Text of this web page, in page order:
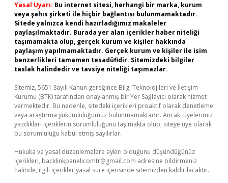
Yasal Uyarı: Bu internet sitesi, herhangi bir marka, kurum
veya şahıs şirketi ile hiçbir bağlantısı bulunmamaktadır.
Sitede yalnızca kendi hazırladığımız makaleler
paylaşılmaktadır. Burada yer alan içerikler haber niteliği
taşımamakta olup, gerçek kurum ve kişiler hakkında
paylaşım yapılmamaktadır. Gerçek kurum ve kişiler ile isim
benzerlikleri tamamen tesadüfidir. Sitemizdeki bilgiler
taslak halindedir ve tavsiye niteliği taşımazlar.
Sitemiz, 5651 Sayılı Kanun gereğince Bilgi Teknolojileri ve İletişim
Kurumu (BTK) tarafından onaylanmış bir Yer Sağlayıcı olarak hizmet
vermektedir. Bu nedenle, sitedeki içerikleri proaktif olarak denetleme
veya araştırma yükümlülüğümüz bulunmamaktadır. Ancak, üyelerimiz
yazdıkları içeriklerin sorumluluğunu taşımakta olup, siteye üye olarak
bu sorumluluğu kabul etmiş sayılırlar.
Hukuka ve yasal düzenlemelere aykırı olduğunu düşündüğünüz
içerikleri, backlinkpanelicomtr@gmail.com adresine bildirmeniz
halinde, ilgili içerikler yasal süre içerisinde sitemizden kaldırılacaktır.